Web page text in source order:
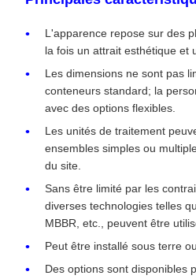
L'apparence repose sur des
la fois un attrait esthétique et
Les dimensions ne sont pas
conteneurs standard; la
avec des options flexibles.
Les unités de traitement
ensembles simples ou
du site.
Sans être limité par les
diverses technologies telles
MBBR, etc., peuvent être
Peut être installé sous terre
Des options sont disponibles